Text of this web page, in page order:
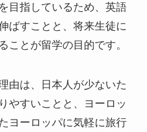
目指しているため、英語
ばすことと、将来生徒に
ことが留学の目的です。
由は、日本人が少ないた
やすいことと、ヨーロッ
ヨーロッパに気軽に旅行